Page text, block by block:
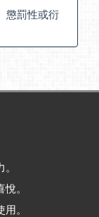
懲罰性或衍
。
。